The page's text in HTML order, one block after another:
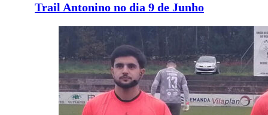
Trail Antonino no dia 9 de Junho